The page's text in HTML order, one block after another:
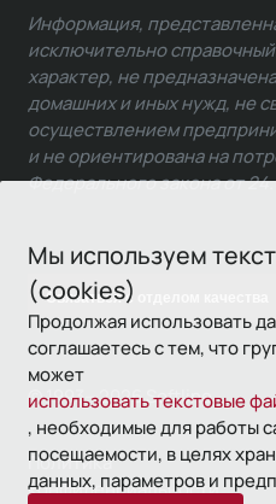
Мы используем
(cookies)
Продолжая использовать
соглашаетесь с тем, что
может
использовать текстовые
, необходимые для работы
посещаемости, в целях
данных, параметров и
Связаться с отделом качества
Информация,
исключительно
характер, не
домашних и иных нужд, не
осуществлением
и не ориентирована на
Федерального закона от
© 1993—2026 Softline
Политика
конфиденциальности